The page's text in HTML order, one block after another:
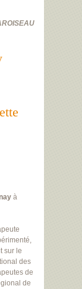
à
sur le
des
de
de